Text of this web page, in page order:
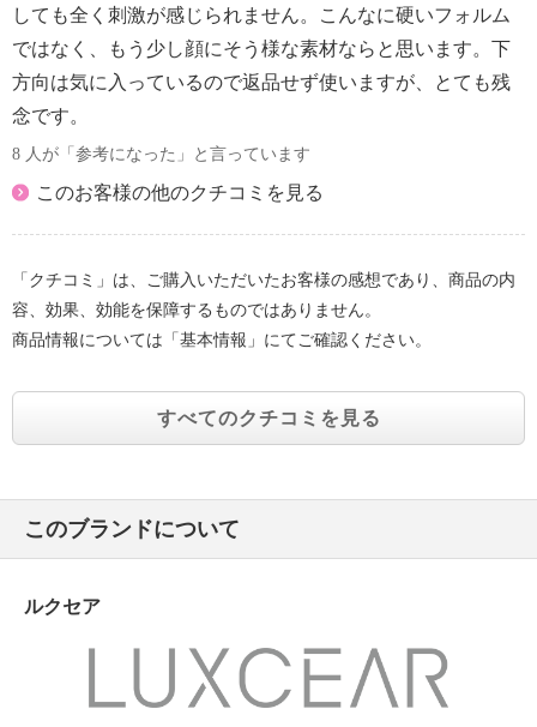
【保証（有無）、保証期間】
・あり
・保証期間 ・本体：１年間
【原産国（地）】
・中国製
しても全く刺激が感じられません。こんなに硬いフォルム
ではなく、もう少し顔にそう様な素材ならと思います。下
方向は気に入っているので返品せず使いますが、とても残
念です。
8 人が「参考になった」と言っています
このお客様の他のクチコミを見る
「クチコミ」は、ご購入いただいたお客様の感想であり、商品の内
容、効果、効能を保障するものではありません。
商品情報については「基本情報」にてご確認ください。
すべてのクチコミを見る
このブランドについて
ルクセア